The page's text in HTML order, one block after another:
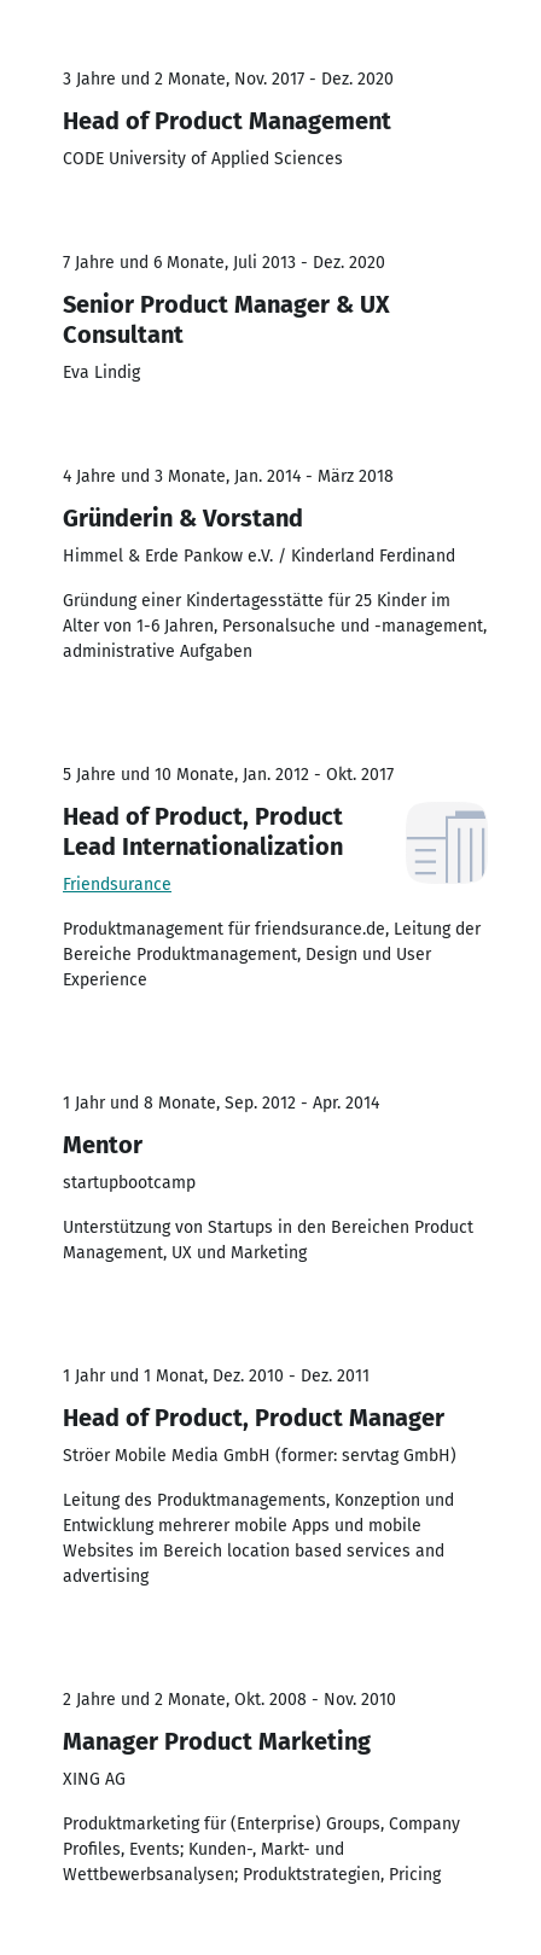
3 Jahre und 2 Monate, Nov. 2017 - Dez. 2020
Head of Product Management
CODE University of Applied Sciences
7 Jahre und 6 Monate, Juli 2013 - Dez. 2020
Senior Product Manager & UX
Consultant
Eva Lindig
4 Jahre und 3 Monate, Jan. 2014 - März 2018
Gründerin & Vorstand
Himmel & Erde Pankow e.V. / Kinderland Ferdinand
Gründung einer Kindertagesstätte für 25 Kinder im
Alter von 1-6 Jahren, Personalsuche und -management,
administrative Aufgaben
5 Jahre und 10 Monate, Jan. 2012 - Okt. 2017
Head of Product, Product
Lead Internationalization
Friendsurance
Produktmanagement für friendsurance.de, Leitung der
Bereiche Produktmanagement, Design und User
Experience
1 Jahr und 8 Monate, Sep. 2012 - Apr. 2014
Mentor
startupbootcamp
Unterstützung von Startups in den Bereichen Product
Management, UX und Marketing
1 Jahr und 1 Monat, Dez. 2010 - Dez. 2011
Head of Product, Product Manager
Ströer Mobile Media GmbH (former: servtag GmbH)
Leitung des Produktmanagements, Konzeption und
Entwicklung mehrerer mobile Apps und mobile
Websites im Bereich location based services and
advertising
2 Jahre und 2 Monate, Okt. 2008 - Nov. 2010
Manager Product Marketing
XING AG
Produktmarketing für (Enterprise) Groups, Company
Profiles, Events; Kunden-, Markt- und
Wettbewerbsanalysen; Produktstrategien, Pricing